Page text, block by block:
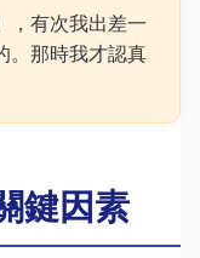
，有次我出差一
。那時我才認真
鍵因素